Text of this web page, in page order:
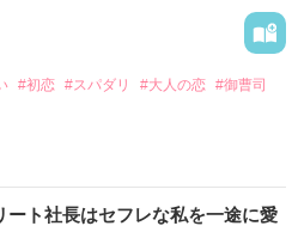
#初恋 #スパダリ #大人の恋 #御曹司
ート社長はセフレな私を一途に愛